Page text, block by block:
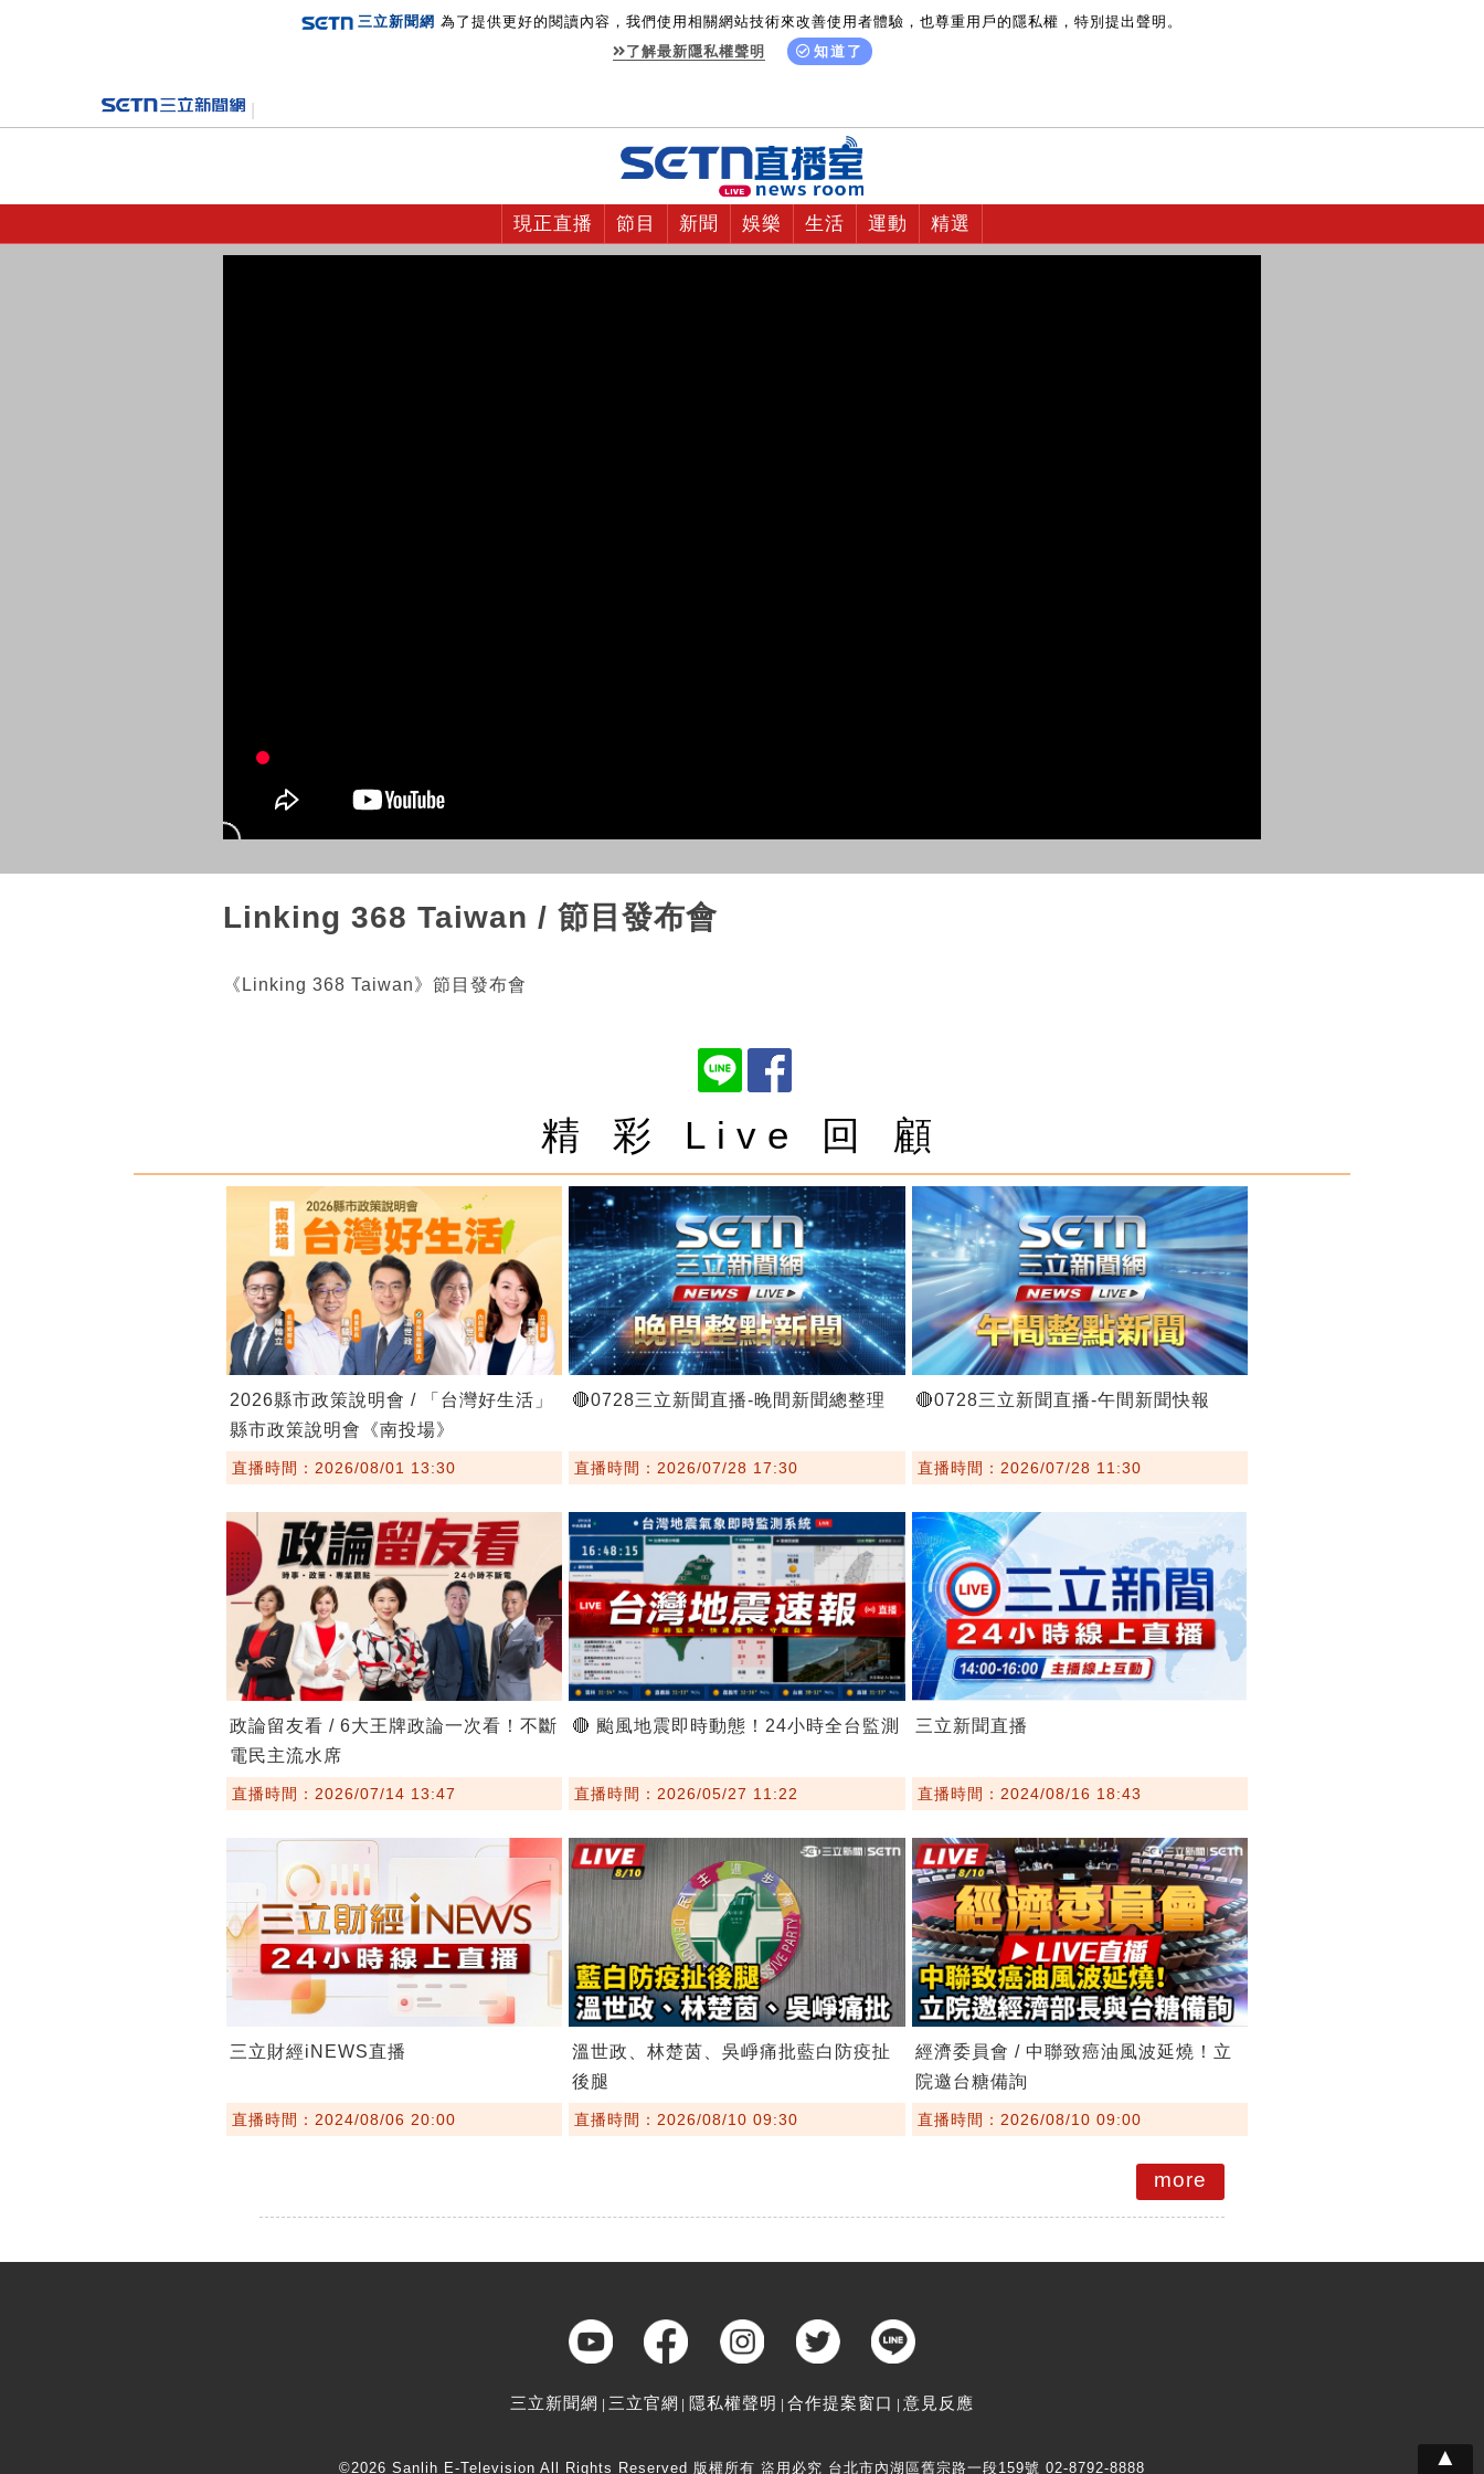
三立新聞網 為了提供更好的閱讀內容，我們使用相關網站技術來改善使用者體驗，也尊重用戶的隱私權，特別提出聲明。
了解最新隱私權聲明
知道了
現正直播 節目 新聞 娛樂 生活 運動 精選
Linking 368 Taiwan / 節目發布會
《Linking 368 Taiwan》節目發布會
精 彩 Live 回 顧
2026縣市政策說明會 / 「台灣好生活」
縣市政策說明會《南投場》
直播時間：2026/08/01 13:30
🔴0728三立新聞直播-晚間新聞總整理
直播時間：2026/07/28 17:30
🔴0728三立新聞直播-午間新聞快報
直播時間：2026/07/28 11:30
政論留友看 / 6大王牌政論一次看！不斷
電民主流水席
直播時間：2026/07/14 13:47
🔴 颱風地震即時動態！24小時全台監測
直播時間：2026/05/27 11:22
三立新聞直播
直播時間：2024/08/16 18:43
三立財經iNEWS直播
直播時間：2024/08/06 20:00
溫世政、林楚茵、吳崢痛批藍白防疫扯
後腿
直播時間：2026/08/10 09:30
經濟委員會 / 中聯致癌油風波延燒！立
院邀台糖備詢
直播時間：2026/08/10 09:00
more
三立新聞網 三立官網 隱私權聲明 合作提案窗口 意見反應
©2026 Sanlih E-Television All Rights Reserved 版權所有 盜用必究 台北市內湖區舊宗路一段159號 02-8792-8888 ▲